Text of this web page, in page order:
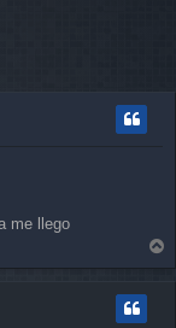
me llego
o